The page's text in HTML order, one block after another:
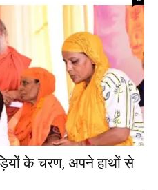
के चरण, अपने हाथों से